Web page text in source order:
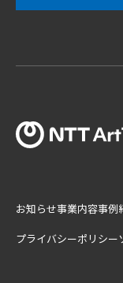
お知らせ事業内容事例
プライバシーポリシー